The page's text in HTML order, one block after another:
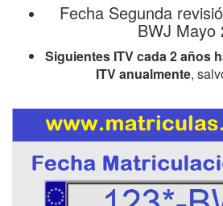
Fecha Segunda
BWJ Mayo
Siguientes ITV cada 2 años
ITV anualmente,